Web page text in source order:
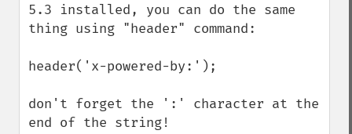
5.3 installed, you can do the same
thing using "header" command:
header('x-powered-by:');
don't forget the ':' character at the
end of the string!